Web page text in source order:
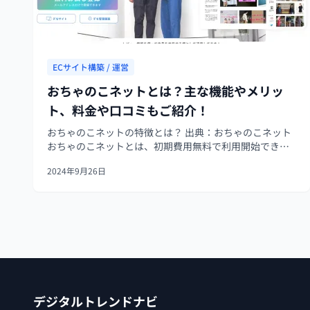
ECサイト構築 / 運営
おちゃのこネットとは？主な機能やメリッ
ト、料金や口コミもご紹介！
おちゃのこネットの特徴とは？ 出典：おちゃのこネット
おちゃのこネットとは、初期費用無料で利用開始できる
していて、90,000店以上に利用されている実績がありま
2024年9月26日
デジタルトレンドナビ